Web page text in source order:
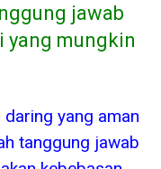
jawab
yang mungkin
yang aman
tanggung jawab